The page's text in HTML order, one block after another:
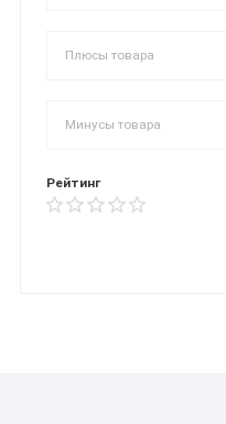
Рейтинг